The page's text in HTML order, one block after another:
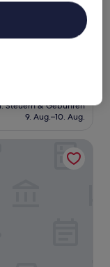
beträgt
Steuern & Gebühren
9. Aug.–10. Aug.